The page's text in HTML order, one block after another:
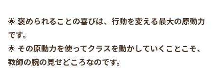
🌟 褒められることの喜びは、行動を変える最大の原動力
です。
🌟 その原動力を使ってクラスを動かしていくことこそ、
教師の腕の見せどころなのです。